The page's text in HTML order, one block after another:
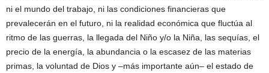
ni el mundo del trabajo, ni las condiciones financieras que
prevalecerán en el futuro, ni la realidad económica que fluctúa al
ritmo de las guerras, la llegada del Niño y/o la Niña, las sequías, el
precio de la energía, la abundancia o la escasez de las materias
primas, la voluntad de Dios y –más importante aún– el estado de